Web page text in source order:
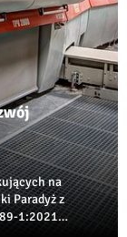
na
Paradyż z